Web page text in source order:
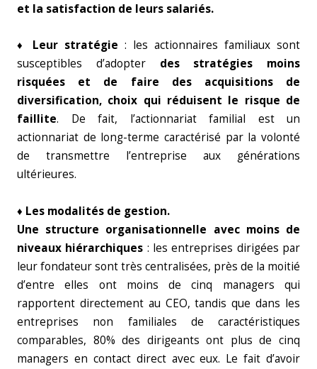
et la satisfaction de leurs salariés.
♦ Leur stratégie : les actionnaires familiaux sont
susceptibles d’adopter des stratégies moins
risquées et de faire des acquisitions de
diversification, choix qui réduisent le risque de
faillite. De fait, l’actionnariat familial est un
actionnariat de long-terme caractérisé par la volonté
de transmettre l’entreprise aux générations
ultérieures.
♦ Les modalités de gestion.
Une structure organisationnelle avec moins de
niveaux hiérarchiques : les entreprises dirigées par
leur fondateur sont très centralisées, près de la moitié
d’entre elles ont moins de cinq managers qui
rapportent directement au CEO, tandis que dans les
entreprises non familiales de caractéristiques
comparables, 80% des dirigeants ont plus de cinq
managers en contact direct avec eux. Le fait d’avoir